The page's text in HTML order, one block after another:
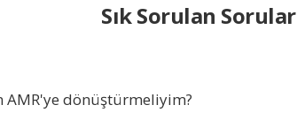
Sık Sorulan Sorular
AMR'ye dönüştürmeliyim?